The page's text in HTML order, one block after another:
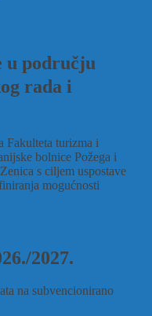
u području
rada i
Fakulteta turizma i
bolnice Požega i
s ciljem uspostave
mogućnosti
2027.
na subvencionirano